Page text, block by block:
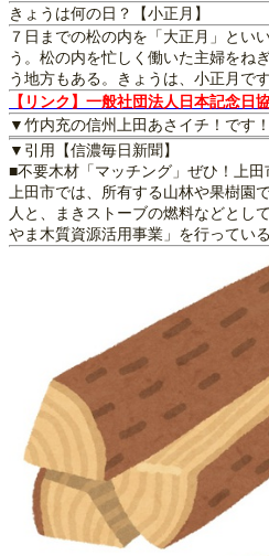
きょうは何の日？【小正月】
７日までの松の内を「大正月」とい
う。松の内を忙しく働いた主婦をね
う地方もある。きょうは、小正月です
【リンク】一般社団法人日本記念日
▼竹内充の信州上田あさイチ！です
▼引用【信濃毎日新聞】
■不要木材「マッチング」ぜひ！上田
上田市では、所有する山林や果樹園
人と、まきストーブの燃料などとし
やま木質資源活用事業」を行っている